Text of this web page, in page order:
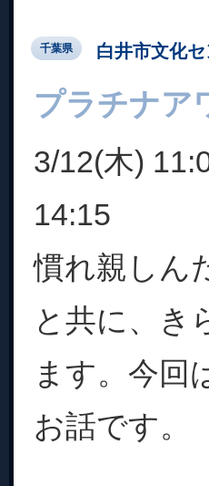
千葉県 白井市文化
プラチナア
3/12(木)
14:15
慣れ親しん
と共に、き
ます。今回
お話です。